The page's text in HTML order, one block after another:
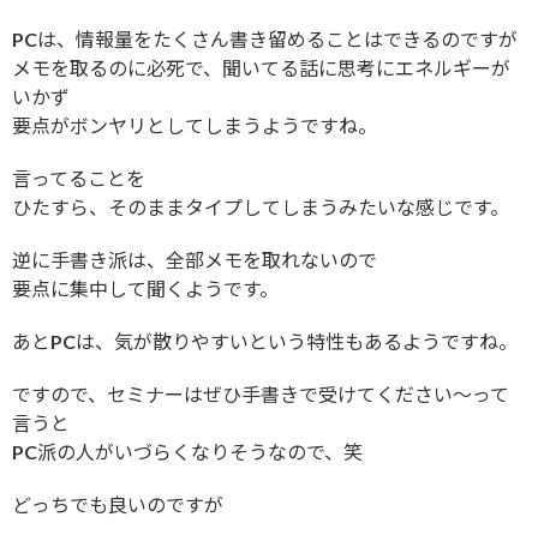
PCは、情報量をたくさん書き留めることはできるのですが
メモを取るのに必死で、聞いてる話に思考にエネルギーが
いかず
要点がボンヤリとしてしまうようですね。
言ってることを
ひたすら、そのままタイプしてしまうみたいな感じです。
逆に手書き派は、全部メモを取れないので
要点に集中して聞くようです。
あとPCは、気が散りやすいという特性もあるようですね。
ですので、セミナーはぜひ手書きで受けてください〜って
言うと
PC派の人がいづらくなりそうなので、笑
どっちでも良いのですが